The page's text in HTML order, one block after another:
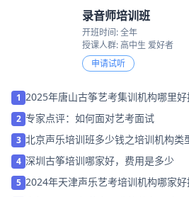
录音师培训班
开班时间: 全年
授课人群: 高中生 爱好者
申请试听
1 2025年唐山古筝艺考集训机构哪里好
2 专家点评：如何面对艺考面试
3 北京声乐培训班多少钱之培训机构类
4 深圳古筝培训哪家好，费用是多少
5 2024年天津声乐艺考培训机构哪家好